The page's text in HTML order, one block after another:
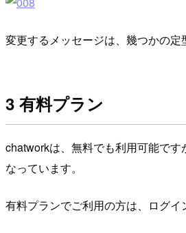
変更するメッセージは、幾つかの定
3 有料プラン
chatworkは、無料でも利用可能で
なっています。
有料プランでご利用の方は、ログ